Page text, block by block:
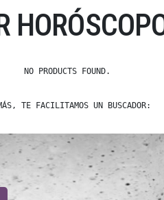
NO PRODUCTS FOUND.
TE FACILITAMOS UN BUSCADOR: